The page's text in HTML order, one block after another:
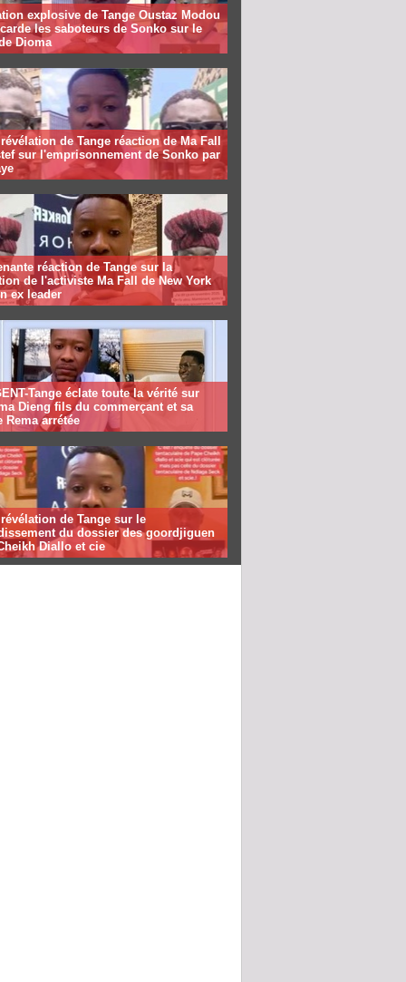
explosive de Tange Oustaz Modou
les saboteurs de Sonko sur le
Dioma
de Tange réaction de Ma Fall
sur l'emprisonnement de Sonko par
réaction de Tange sur la
de l'activiste Ma Fall de New York
ex leader
Tange éclate toute la vérité sur
Dieng fils du commerçant et sa
Rema arrétée
de Tange sur le
du dossier des goordjiguen
Diallo et cie